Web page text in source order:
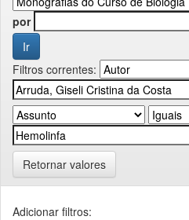
por
Filtros correntes:
Retornar valores
Adicionar filtros: